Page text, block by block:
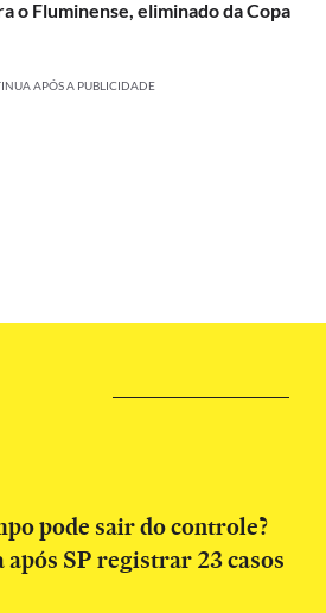
o Fluminense, eliminado da Copa
APÓS A PUBLICIDADE
pode sair do controle?
SP registrar 23 casos